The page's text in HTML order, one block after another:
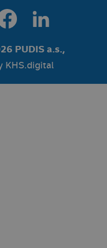
PUDIS a.s.,
KHS.digital